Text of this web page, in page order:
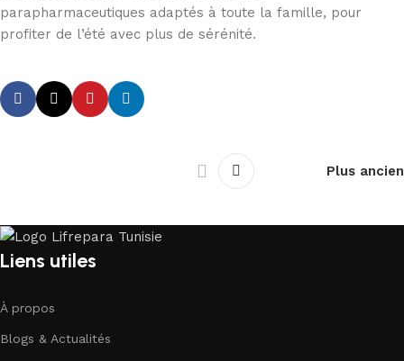
parapharmaceutiques adaptés à toute la famille, pour
profiter de l’été avec plus de sérénité.
Plus ancien
Liens utiles
À propos
Blogs & Actualités